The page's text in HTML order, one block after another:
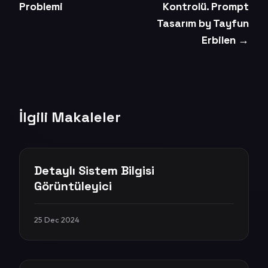
Problemi
Kontrolü. Prompt
Tasarım by Tayfun
Erbilen →
İlgili Makaleler
Detaylı Sistem Bilgisi
Görüntüleyici
25 Dec 2024